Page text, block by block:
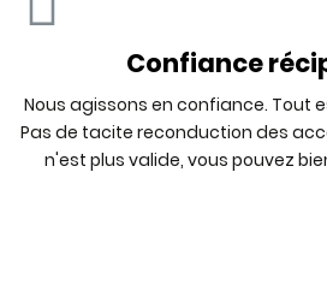
Confiance
Nous agissons en confiance. Tout
Pas de tacite reconduction des
n'est plus valide, vous pouvez